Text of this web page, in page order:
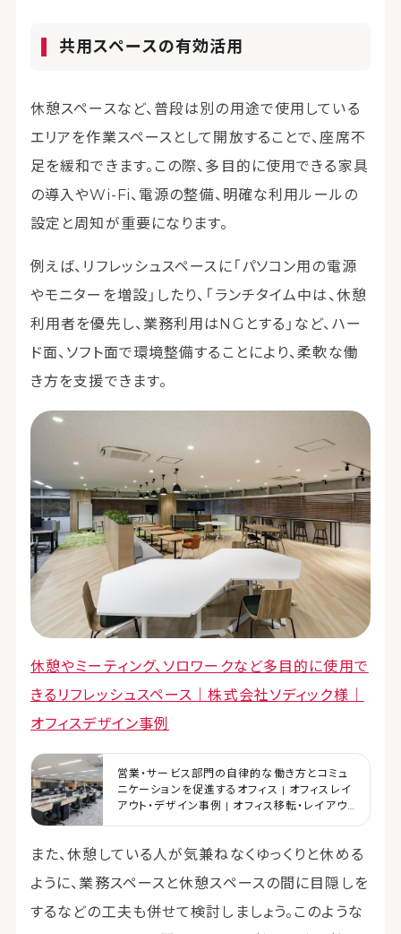
共用スペースの有効活用
休憩スペースなど、普段は別の用途で使用している
エリアを作業スペースとして開放することで、座席不
足を緩和できます。この際、多目的に使用できる家具
の導入やWi-Fi、電源の整備、明確な利用ルールの
設定と周知が重要になります。
例えば、リフレッシュスペースに「パソコン用の電源
やモニターを増設」したり、「ランチタイム中は、休憩
利用者を優先し、業務利用はNGとする」など、ハー
ド面、ソフト面で環境整備することにより、柔軟な働
き方を支援できます。
休憩やミーティング、ソロワークなど多目的に使用で
きるリフレッシュスペース｜株式会社ソディック様｜
オフィスデザイン事例
営業・サービス部門の自律的な働き方とコミュ
ニケーションを促進するオフィス | オフィスレイ
アウト・デザイン事例 | オフィス移転・レイアウ
また、休憩している人が気兼ねなくゆっくりと休める
ように、業務スペースと休憩スペースの間に目隠しを
するなどの工夫も併せて検討しましょう。このような